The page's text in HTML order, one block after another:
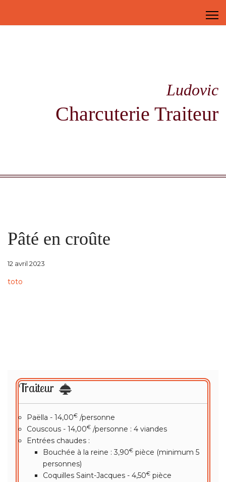
Ludovic
Charcuterie Traiteur
Pâté en croûte
12 avril 2023
toto
Traiteur
Paëlla - 14,00€ /personne
Couscous - 14,00€ /personne : 4 viandes
Entrées chaudes :
Bouchée à la reine : 3,90€ pièce (minimum 5
personnes)
Coquilles Saint-Jacques - 4,50€ pièce